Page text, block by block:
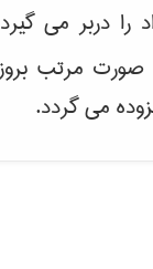
را دربر می
صورت مرتب
می گردد.